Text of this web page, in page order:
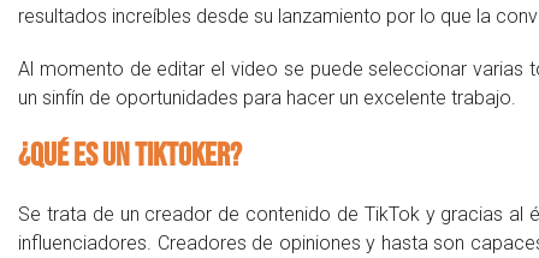
resultados increíbles desde su lanzamiento por lo que la
Al momento de editar el video se puede seleccionar
un sinfín de oportunidades para hacer un excelente trabajo.
¿Qué es un Tiktoker?
Se trata de un creador de contenido de TikTok y gracias
influenciadores. Creadores de opiniones y hasta son